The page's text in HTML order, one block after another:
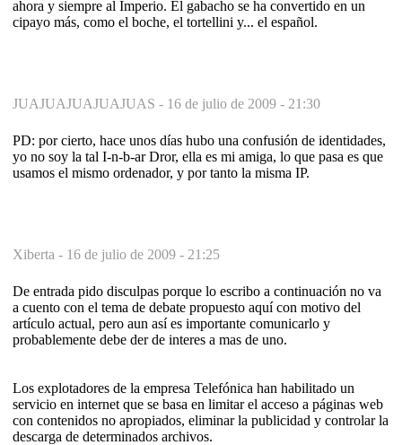
ahora y siempre al Imperio. El gabacho se ha convertido en un
cipayo más, como el boche, el tortellini y... el español.
JUAJUAJUAJUAJUAS - 16 de julio de 2009 - 21:30
PD: por cierto, hace unos días hubo una confusión de identidades,
yo no soy la tal I-n-b-ar Dror, ella es mi amiga, lo que pasa es que
usamos el mismo ordenador, y por tanto la misma IP.
Xiberta - 16 de julio de 2009 - 21:25
De entrada pido disculpas porque lo escribo a continuación no va
a cuento con el tema de debate propuesto aquí con motivo del
artículo actual, pero aun así es importante comunicarlo y
probablemente debe der de interes a mas de uno.
Los explotadores de la empresa Telefónica han habilitado un
servicio en internet que se basa en limitar el acceso a páginas web
con contenidos no apropiados, eliminar la publicidad y controlar la
descarga de determinados archivos.